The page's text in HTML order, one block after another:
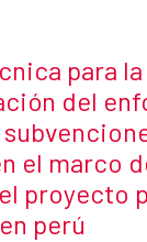
para la
del
el marco
proyecto
perú